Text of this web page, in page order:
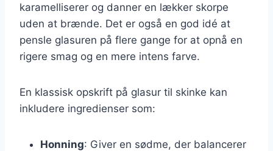
karamelliserer og danner en lækker skorpe
uden at brænde. Det er også en god idé at
pensle glasuren på flere gange for at opnå en
rigere smag og en mere intens farve.
En klassisk opskrift på glasur til skinke kan
inkludere ingredienser som:
Honning: Giver en sødme, der balancerer